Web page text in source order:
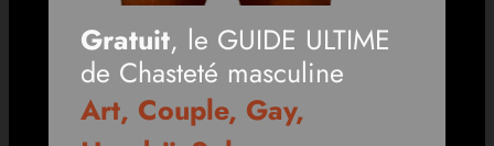
Gratuit, le GUIDE ULTIME
de Chasteté masculine
Art, Couple, Gay,